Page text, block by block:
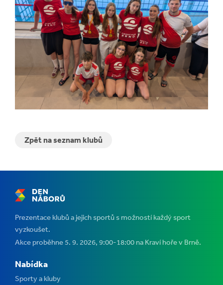
Zpět na seznam klubů
Prezentace klubů a jejich sportů s možností každý sport
vyzkoušet.
Akce proběhne 5. 9. 2026, 9:00-18:00 na Kraví hoře v Brně.
Nabídka
Sporty a kluby